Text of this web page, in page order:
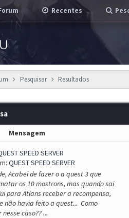
Recentes
Pesquisar Resultados
Mensagem
SPEED SERVER
QUEST SPEED SERVER
Acabei de fazer o a quest 3 que
os 10 mostrons, mas quando sai
para Atlans receber a recompensa,
não havia feito a quest... Como
caso?? ...